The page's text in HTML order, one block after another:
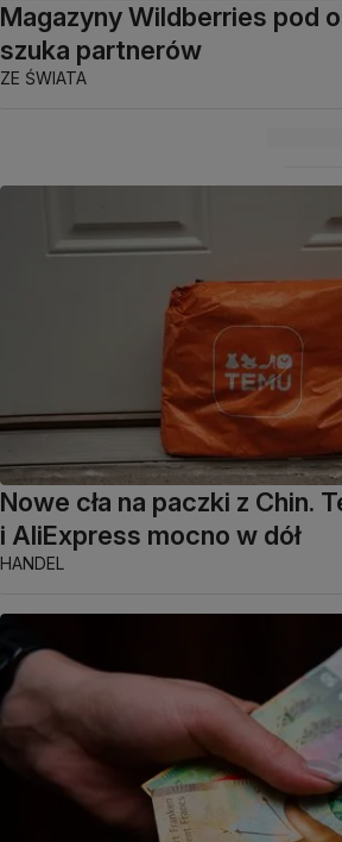
Magazyny Wildberries pod
szuka partnerów
ZE ŚWIATA
Nowe cła na paczki z Chin.
i AliExpress mocno w dół
HANDEL